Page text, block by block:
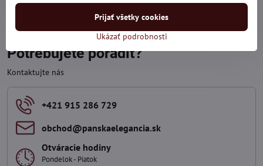
Potrebujete poradiť?
Kontaktujte nás
+421 915 286 729
obchod​@panskaelegancia​.sk
Otváracie hodiny
Pondelok - Piatok
Ukázať podrobnosti
Prijať všetky cookies